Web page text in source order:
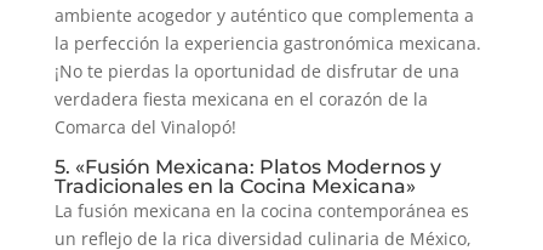
ambiente acogedor y auténtico que complementa a
la perfección la experiencia gastronómica mexicana.
¡No te pierdas la oportunidad de disfrutar de una
verdadera fiesta mexicana en el corazón de la
Comarca del Vinalopó!
5. «Fusión Mexicana: Platos Modernos y
Tradicionales en la Cocina Mexicana»
La fusión mexicana en la cocina contemporánea es
un reflejo de la rica diversidad culinaria de México,